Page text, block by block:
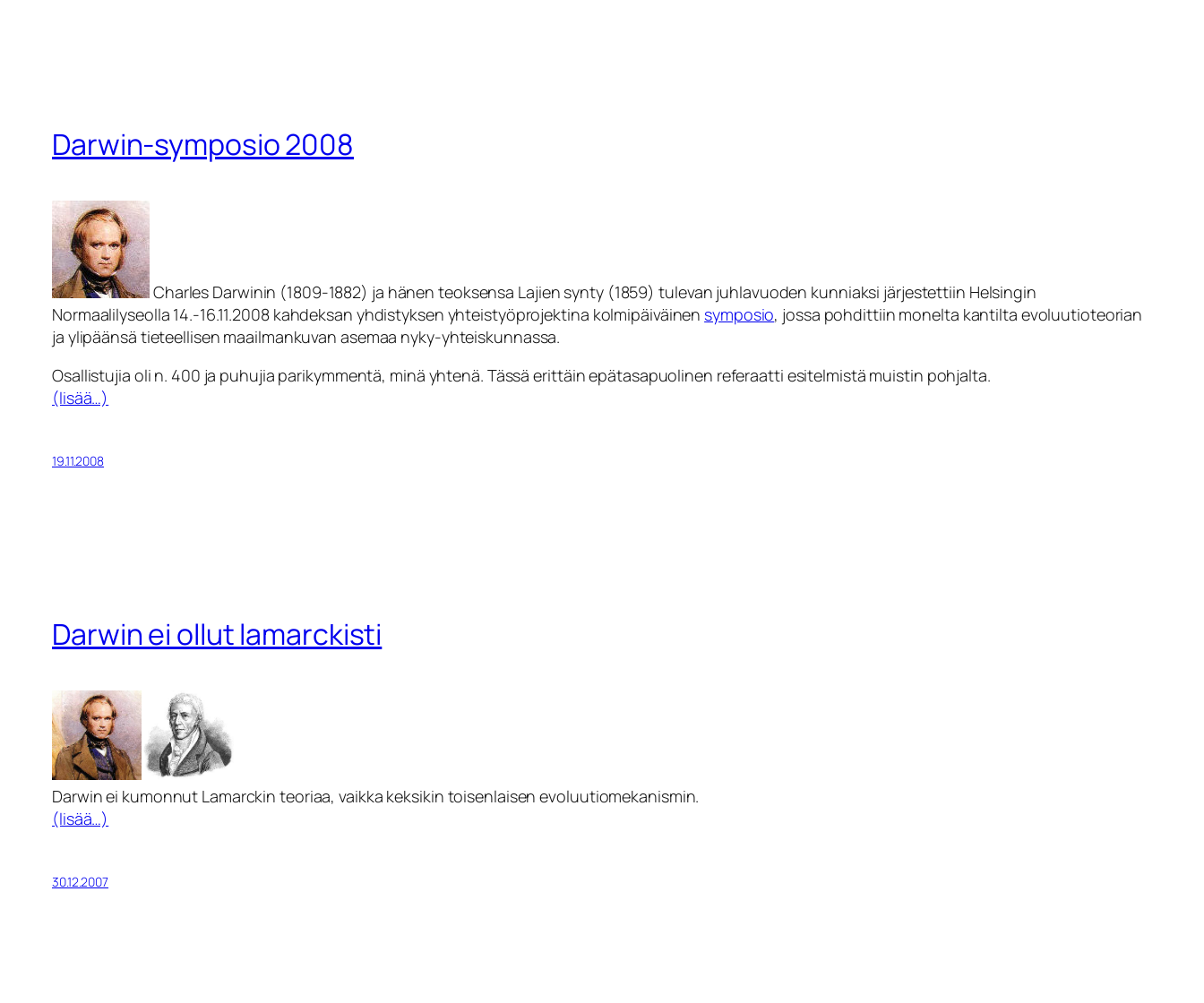
Darwin-symposio 2008
Charles Darwinin (1809-1882) ja hänen teoksensa Lajien synty (1859) tulevan juhlavuoden kunniaksi järjestettiin Helsingin
Normaalilyseolla 14.-16.11.2008 kahdeksan yhdistyksen yhteistyöprojektina kolmipäiväinen symposio, jossa pohdittiin monelta kantilta evoluutioteorian
ja ylipäänsä tieteellisen maailmankuvan asemaa nyky-yhteiskunnassa.
Osallistujia oli n. 400 ja puhujia parikymmentä, minä yhtenä. Tässä erittäin epätasapuolinen referaatti esitelmistä muistin pohjalta.
(lisää…)
19.11.2008
Darwin ei ollut lamarckisti
Darwin ei kumonnut Lamarckin teoriaa, vaikka keksikin toisenlaisen evoluutiomekanismin.
(lisää…)
30.12.2007